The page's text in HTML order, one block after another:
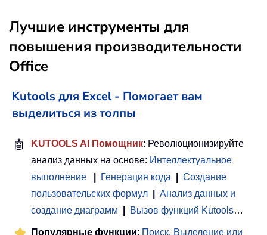
Лучшие инструменты для
повышения производительности
Office
Kutools для Excel - Помогает вам
выделиться из толпы
🤖 KUTOOLS AI Помощник: Революционизируйте
анализ данных на основе: Интеллектуальное
выполнение
Генерация кода
Создание
пользовательских формул
Анализ данных и
создание диаграмм
Вызов функций Kutools…
Популярные функции: Поиск, Выделение или